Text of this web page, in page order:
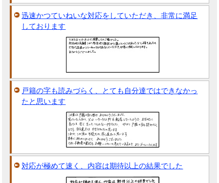
迅速かつていねいな対応をしていただき、非常に満足
しております
戸籍の字も読みづらく、とても自分達ではできなかっ
たと思います
対応が極めて速く、内容は期待以上の結果でした